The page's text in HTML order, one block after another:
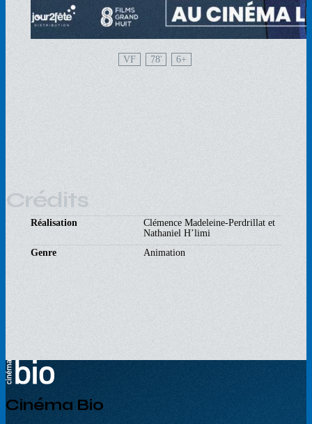
VF 78' 6
Crédits
Réalisation
Clémence Madeleine-Perdrillat et
Nathaniel H’limi
Genre
Animation
Cinéma Bio